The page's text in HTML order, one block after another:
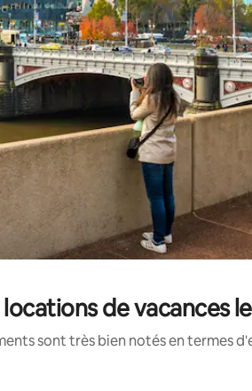
locations de vacances
sont très bien notés en termes